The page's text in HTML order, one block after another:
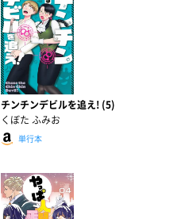
チンチンデビルを追え! (5)
くぼた ふみお
単行本